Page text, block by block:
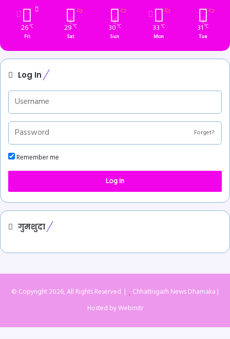
26 ℃
Fri
29℃
Sat
30℃
Sun
33 ℃
Mon
31 ℃
Tue
Log In
Forget?
Remember me
Log In
गुमशुदा
© Copyright 2026, All Rights Reserved | Chhattisgarh News Dhamaka |
Hosted byWebmitr